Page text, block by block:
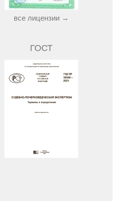
все лицензии →
ГОСТ